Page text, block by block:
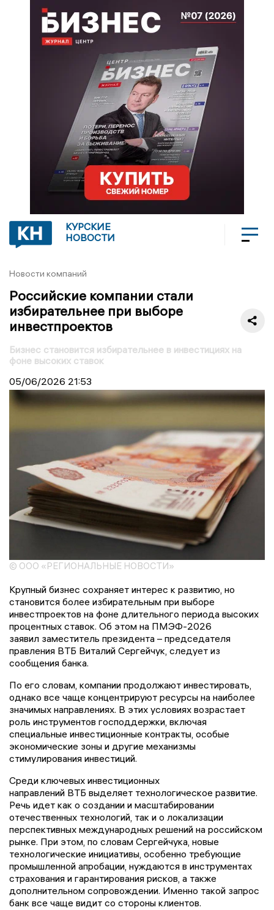
КУРСКИЕ
НОВОСТИ
Новости компаний
Российские компании стали
избирательнее при выборе
инвестпроектов
Бизнес становится избирательнее в инвестициях на
фоне высоких ставок
05/06/2026 21:53
© ООО «РЕГИОНАЛЬНЫЕ НОВОСТИ»
Крупный бизнес сохраняет интерес к развитию, но
становится более избирательным при выборе
инвестпроектов на фоне длительного периода высоких
процентных ставок. Об этом на ПМЭФ-2026
заявил заместитель президента – председателя
правления ВТБ Виталий Сергейчук, следует из
сообщения банка.
По его словам, компании продолжают инвестировать,
однако все чаще концентрируют ресурсы на наиболее
значимых направлениях. В этих условиях возрастает
роль инструментов господдержки, включая
специальные инвестиционные контракты, особые
экономические зоны и другие механизмы
стимулирования инвестиций.
Среди ключевых инвестиционных
направлений ВТБ выделяет технологическое развитие.
Речь идет как о создании и масштабировании
отечественных технологий, так и о локализации
перспективных международных решений на российском
рынке. При этом, по словам Сергейчука, новые
технологические инициативы, особенно требующие
промышленной апробации, нуждаются в инструментах
страхования и гарантирования рисков, а также
дополнительном сопровождении. Именно такой запрос
банк все чаще видит со стороны клиентов.